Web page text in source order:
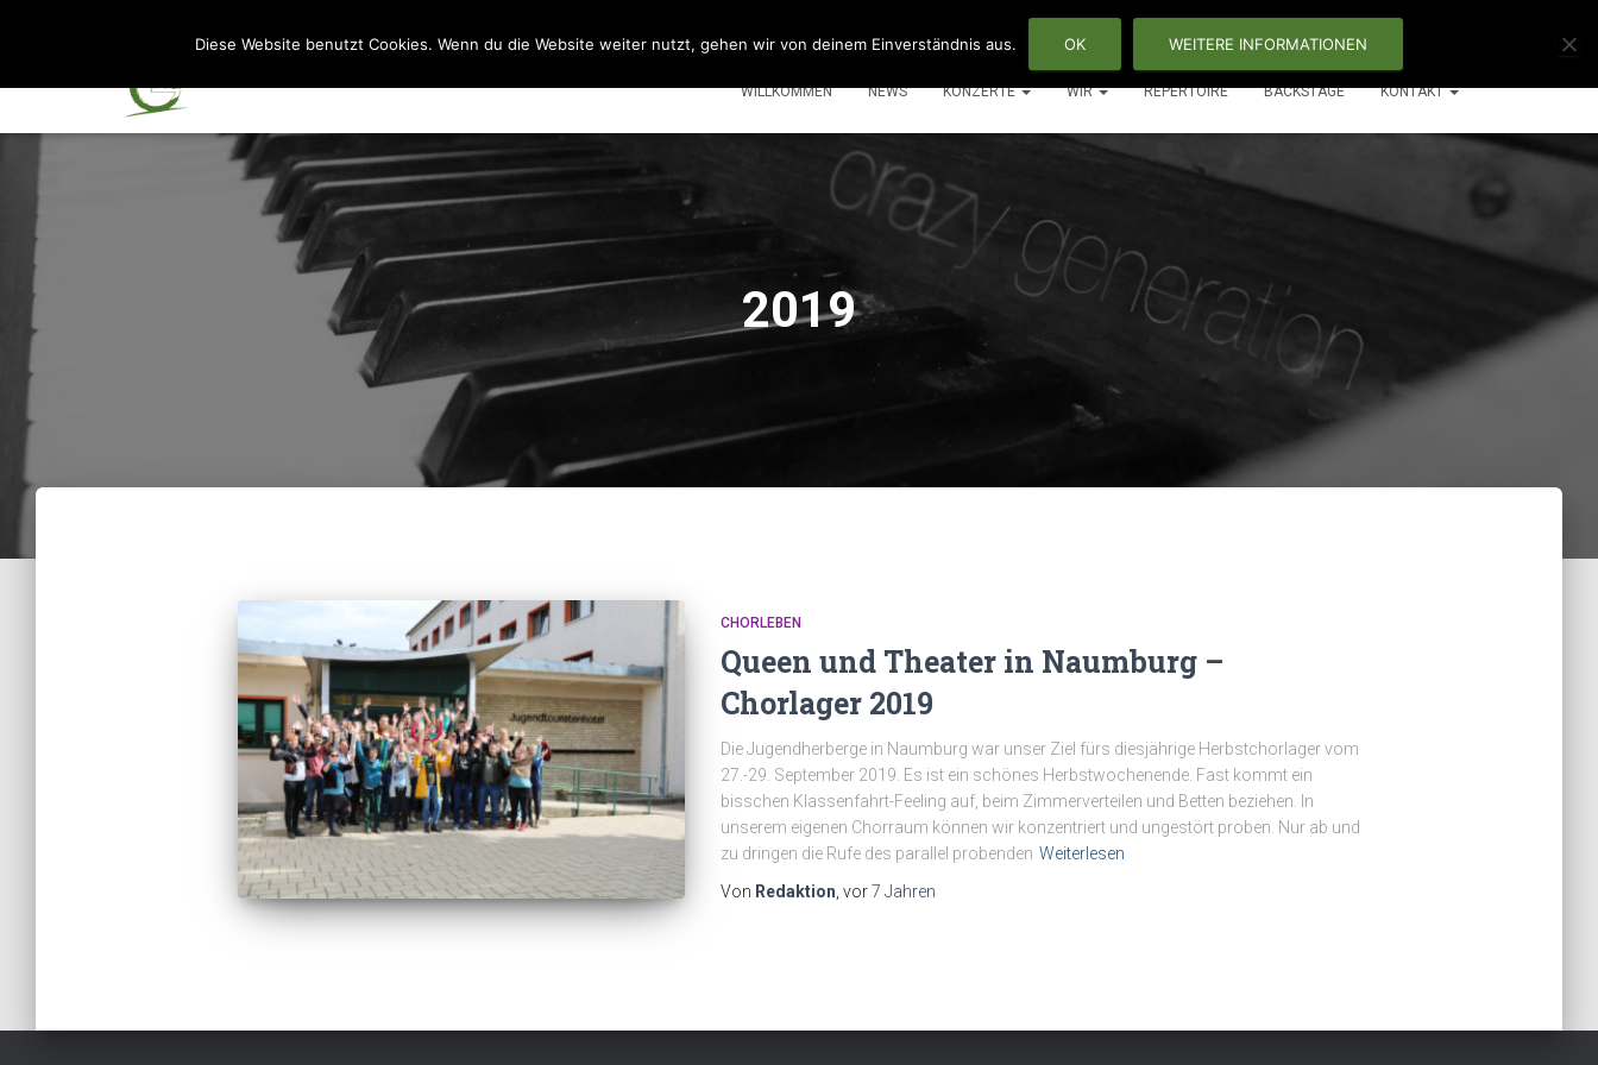
WILLKOMMEN NEWS KONZERTE WIR REPERTOIRE BACKSTAGE KONTAKT
2019
CHORLEBEN
Queen und Theater in Naumburg –
Chorlager 2019
Die Jugendherberge in Naumburg war unser Ziel fürs diesjährige Herbstchorlager vom
27.-29. September 2019. Es ist ein schönes Herbstwochenende. Fast kommt ein
bisschen Klassenfahrt-Feeling auf, beim Zimmerverteilen und Betten beziehen. In
unserem eigenen Chorraum können wir konzentriert und ungestört proben. Nur ab und
zu dringen die Rufe des parallel probenden Weiterlesen
Von Redaktion , vor7 Jahren
Diese Website benutzt Cookies. Wenn du die Website weiter nutzt, gehen wir von deinem Einverständnis aus. OK WEITERE INFORMATIONEN